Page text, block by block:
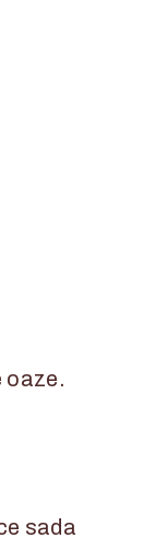
oaze.
sada